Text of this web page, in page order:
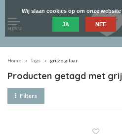
MENU
Home Tags grijze gitaar
Producten getagd met
Filters
Wij slaan cookies op om onze
JA NEE